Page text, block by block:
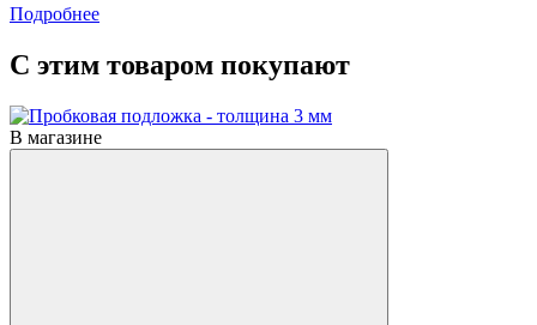
Подробнее
С этим товаром покупают
В магазине